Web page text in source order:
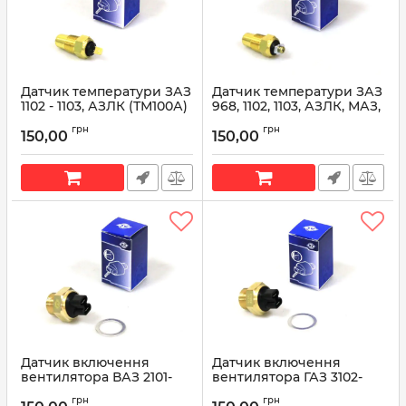
Датчик температури ЗАЗ
1102 - 1103, АЗЛК (ТМ100А)
Артикул: AT 8080-102WT
150,00 грн
Датчик температури ЗАЗ
968, 1102, 1103, АЗЛК, МАЗ,
1000-170WT
Артикул: AT 1000-170WT
150,00 грн
Датчик включення
вентилятора ВАЗ 2101-
грн
Датчик включення
вентилятора ГАЗ 3102-
грн